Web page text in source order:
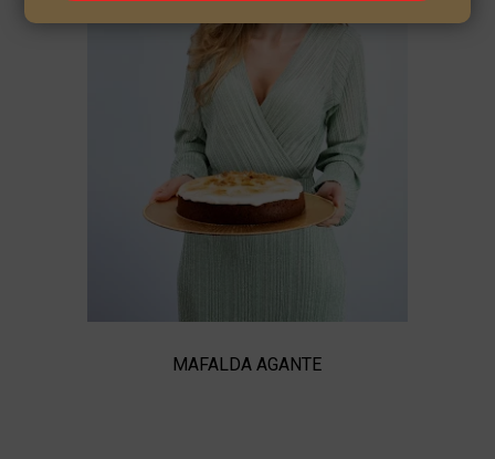
MAFALDA AGANTE